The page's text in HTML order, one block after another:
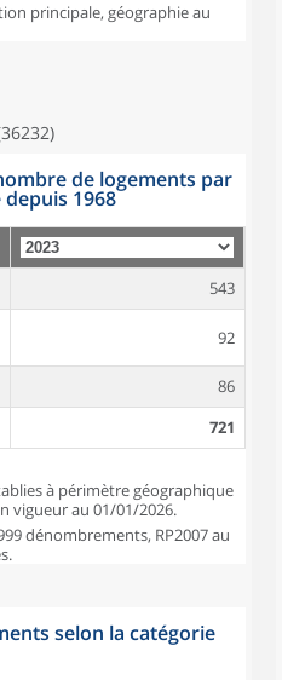
principale, géographie au
de logements par
1968
543
92
86
721
à périmètre géographique
vigueur au 01/01/2026.
dénombrements, RP2007 au
selon la catégorie